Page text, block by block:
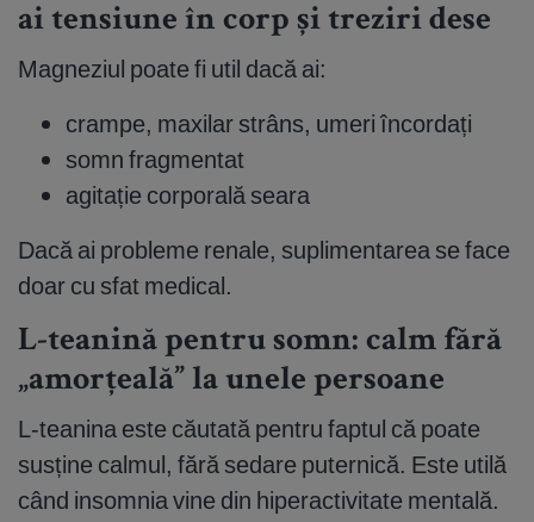
ai tensiune în corp și treziri dese
Magneziul poate fi util dacă ai:
crampe, maxilar strâns, umeri încordați
somn fragmentat
agitație corporală seara
Dacă ai probleme renale, suplimentarea se face
doar cu sfat medical.
L-teanină pentru somn: calm fără
„amorțeală” la unele persoane
L-teanina este căutată pentru faptul că poate
susține calmul, fără sedare puternică. Este utilă
când insomnia vine din hiperactivitate mentală.